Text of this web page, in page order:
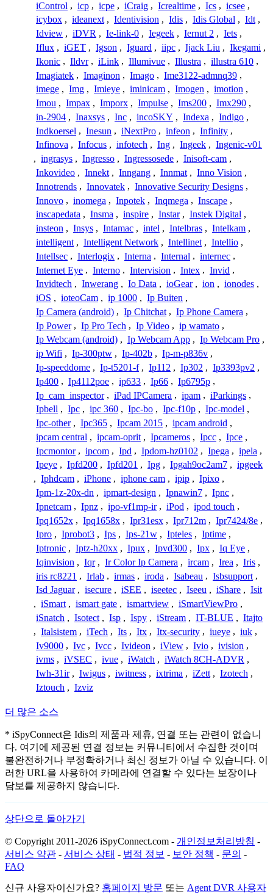
iControl , icp , icpe , iCraig , Icrealtime , Ics , icsee ,
icybox , ideanext , Identivision , Idis , Idis Global , Idt ,
Idview , iDVR , Ie-link-0 , Iegeek , Iernut 2 , Iets ,
Iflux , iGET , Igson , Iguard , iipc , Ijack Liu , Ikegami ,
Ikonic , Ildvr , iLink , Illumivue , Illustra , illustra 610 ,
Imagiatek , Imaginon , Imago , Ime3122-admnq39 ,
imege , Img , Imieye , iminicam , Imogen , imotion ,
Imou , Impax , Imporx , Impulse , Ims200 , Imx290 ,
in-2904 , Inaxsys , Inc , incoSKY , Indexa , Indigo ,
Indkoersel , Inesun , iNextPro , infeon , Infinity ,
Infinova , Infocus , infotech , Ing , Ingeek , Ingenic-v01
, ingrasys , Ingresso , Ingressosede , Inisoft-cam ,
Inkovideo , Innekt , Inngang , Innmat , Inno Vision ,
Innotrends , Innovatek , Innovative Security Designs ,
Innovo , inomega , Inpotek , Inqmega , Inscape ,
inscapedata , Insma , inspire , Instar , Instek Digital ,
insteon , Insys , Intamac , intel , Intelbras , Intelkam ,
intelligent , Intelligent Network , Intellinet , Intellio ,
Intellsec , Interlogix , Interna , Internal , internec ,
Internet Eye , Interno , Intervision , Intex , Invid ,
Invidtech , Inwerang , Io Data , ioGear , ion , ionodes ,
iOS , ioteoCam , ip 1000 , Ip Buiten ,
Ip Camera (android) , Ip Chitchat , Ip Phone Camera ,
Ip Power , Ip Pro Tech , Ip Video , ip wamato ,
Ip Webcam (android) , Ip Webcam App , Ip Webcam Pro ,
ip Wifi , Ip-300ptw , Ip-402b , Ip-m-p836v ,
Ip-speeddome , Ip-t5201-f , Ip112 , Ip302 , Ip3393pv2 ,
Ip400 , Ip4112poe , ip633 , Ip66 , Ip6795p ,
Ip_cam_inspector , iPad IPCamera , ipam , iParkings ,
Ipbell , Ipc , ipc 360 , Ipc-bo , Ipc-f10p , Ipc-model ,
Ipc-other , Ipc365 , Ipcam 2015 , ipcam android ,
ipcam central , ipcam-oprit , Ipcameros , Ipcc , Ipce ,
Ipcmontor , ipcom , Ipd , Ipdom-hz0102 , Ipega , ipela ,
Ipeye , Ipfd200 , Ipfd201 , Ipg , Ipgah9oc2am7 , ipgeek
, Iphdcam , iPhone , iphone cam , ipip , Ipixo ,
Ipm-1z-20x-dn , ipmart-design , Ipnawin7 , Ipnc ,
Ipnetcam , Ipnz , ipo-vf1mp-ir , iPod , ipod touch ,
Ipq1652x , Ipq1658x , Ipr31esx , Ipr712m , Ipr7424/8e ,
Ipro , Iprobot3 , Ips , Ips-21w , Ipteles , Iptime ,
Iptronic , Iptz-h20xx , Ipux , Ipvd300 , Ipx , Iq Eye ,
Iqinvision , Iqr , Ir Color Ip Camera , ircam , Irea , Iris ,
iris rc8221 , Irlab , irmas , iroda , Isabeau , Isbsupport ,
Isd Jaguar , isecure , iSEE , iseetec , Iseeu , iShare , Isit
, iSmart , ismart gate , ismartview , iSmartViewPro ,
iSnatch , Isotect , Isp , Ispy , iStream , IT-BLUE , Itajto
, Italsistem , iTech , Its , Itx , Itx-security , iueye , iuk ,
Iv9000 , Ivc , Ivcc , Ivideon , iView , Ivio , ivision ,
ivms , iVSEC , ivue , iWatch , iWatch 8CH-ADVR ,
Iwh-31ir , Iwigus , iwitness , ixtrima , iZett , Izotech ,
Iztouch , Izviz
더 많은 소스
* iSpyConnect은 Idis의 제품과 제휴, 연결 또는 관련이 없습니
다. 여기에 제공된 연결 정보는 커뮤니티에서 수집한 것이며
불완전하거나 부정확하거나 최신 정보가 아닐 수 있습니다. 이
러한 URL을 사용하여 카메라에 연결할 수 있다는 보장이나
담보를 제공하지 않습니다.
상단으로 돌아가기
© Copyright 2011-2026 iSpyConnect.com - 개인정보처리방침 -
서비스 약관 - 서비스 상태 - 법적 정보 - 보안 정책 - 문의 -
FAQ
신규 사용자이신가요? 홈페이지 방문 또는 Agent DVR 사용자